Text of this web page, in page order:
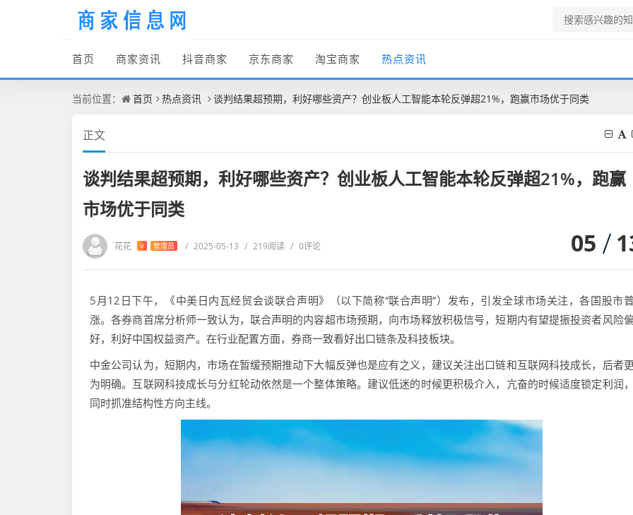
首页 商家资讯 抖音商家 京东商家 淘宝商家 热点资讯
当前位置： 首页 热点资讯 谈判结果超预期，利好哪些资产？创业板人工智能本轮反弹超21%，跑赢市场优于同类
正文
谈判结果超预期，利好哪些资产？创业板人工智能本轮反弹超21%，跑赢
市场优于同类
花花 V 管理员 / 2025-05-13 / 219阅读 / 0评论 05
5月12日下午，《中美日内瓦经贸会谈联合声明》（以下简称“联合声明”）发布，引发全球市场关注，各国股市
涨。各券商首席分析师一致认为，联合声明的内容超市场预期，向市场释放积极信号，短期内有望提振投资者风险偏
好，利好中国权益资产。在行业配置方面，券商一致看好出口链条及科技板块。
中金公司认为，短期内，市场在暂缓预期推动下大幅反弹也是应有之义，建议关注出口链和互联网科技成长，后者更
为明确。互联网科技成长与分红轮动依然是一个整体策略。建议低迷的时候更积极介入，亢奋的时候适度锁定利润，
同时抓准结构性方向主线。